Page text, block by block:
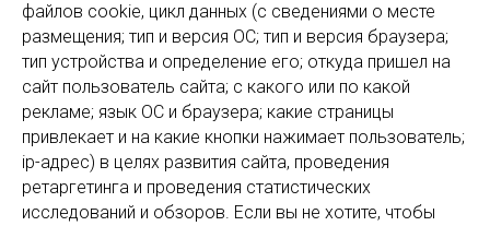
наличии товара на складе.
Для уточнения адреса, стоимости и
времени доставки с вами связывается
консультант.
7.5. Оплата по безналичному возможна при
участии в конкурсных вечеринках с
участием . Если вы решили оплатить по
безналичному расчету, заполните первые
файлов cookie, цикл данных (с сведениями о месте
размещения; тип и версия ОС; тип и версия браузера;
тип устройства и определение его; откуда пришел на
сайт пользователь сайта; с какого или по какой
рекламе; язык ОС и браузера; какие страницы
привлекает и на какие кнопки нажимает пользователь;
ip-адрес) в целях развития сайта, проведения
ретаргетинга и проведения статистических
исследований и обзоров. Если вы не хотите, чтобы